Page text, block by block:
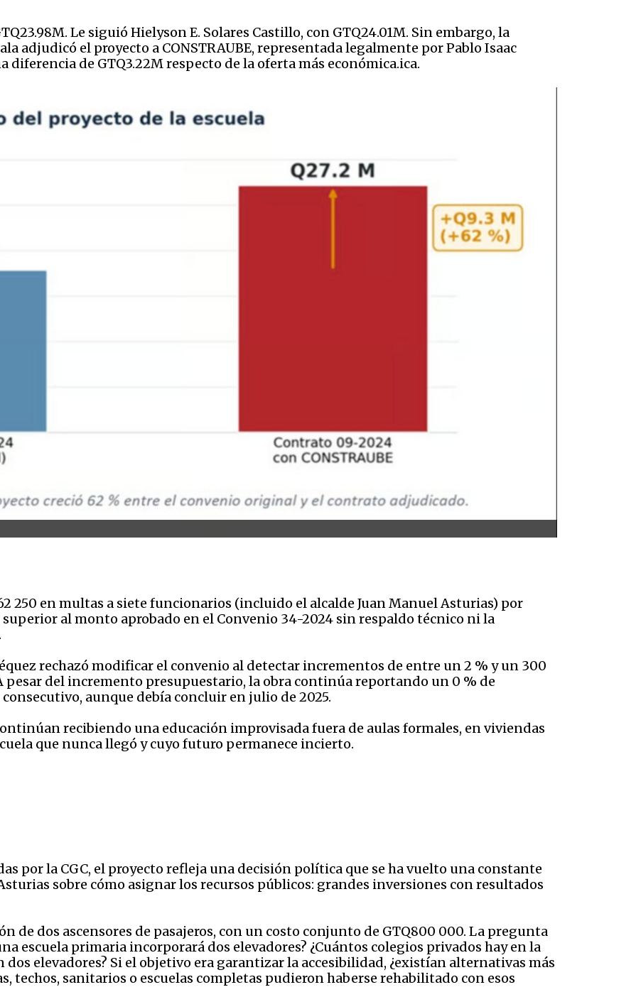
Le siguió Hielyson E. Solares Castillo, con GTQ24.01M. Sin embargo, la
adjudicó el proyecto a CONSTRAUBE, representada legalmente por Pablo Isaac
diferencia de GTQ3.22M respecto de la oferta más económica.ica.
250 en multas a siete funcionarios (incluido el alcalde Juan Manuel Asturias) por
al monto aprobado en el Convenio 34-2024 sin respaldo técnico ni la
rechazó modificar el convenio al detectar incrementos de entre un 2 % y un 300
del incremento presupuestario, la obra continúa reportando un 0 % de
aunque debía concluir en julio de 2025.
recibiendo una educación improvisada fuera de aulas formales, en viviendas
que nunca llegó y cuyo futuro permanece incierto.
por la CGC, el proyecto refleja una decisión política que se ha vuelto una constante
sobre cómo asignar los recursos públicos: grandes inversiones con resultados
de dos ascensores de pasajeros, con un costo conjunto de GTQ800 000. La pregunta
escuela primaria incorporará dos elevadores? ¿Cuántos colegios privados hay en la
elevadores? Si el objetivo era garantizar la accesibilidad, ¿existían alternativas más
techos, sanitarios o escuelas completas pudieron haberse rehabilitado con esos